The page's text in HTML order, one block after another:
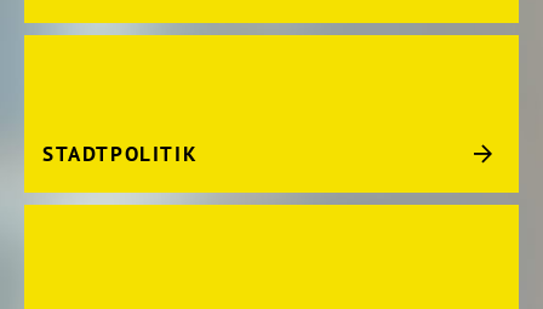
STADTPOLITIK